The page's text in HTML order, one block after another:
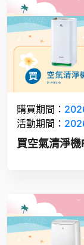
購買期間：
活動期間：
買空氣清淨